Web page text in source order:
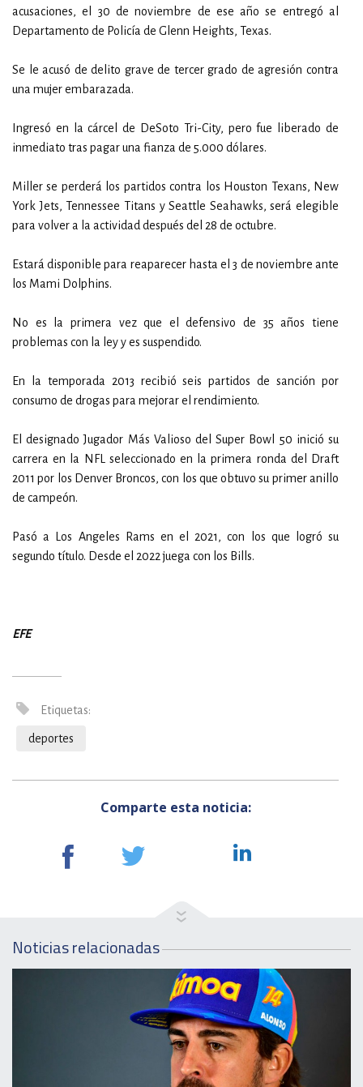
acusaciones, el 30 de noviembre de ese año se entregó al
Departamento de Policía de Glenn Heights, Texas.
Se le acusó de delito grave de tercer grado de agresión contra
una mujer embarazada.
Ingresó en la cárcel de DeSoto Tri-City, pero fue liberado de
inmediato tras pagar una fianza de 5.000 dólares.
Miller se perderá los partidos contra los Houston Texans, New
York Jets, Tennessee Titans y Seattle Seahawks, será elegible
para volver a la actividad después del 28 de octubre.
Estará disponible para reaparecer hasta el 3 de noviembre ante
los Mami Dolphins.
No es la primera vez que el defensivo de 35 años tiene
problemas con la ley y es suspendido.
En la temporada 2013 recibió seis partidos de sanción por
consumo de drogas para mejorar el rendimiento.
El designado Jugador Más Valioso del Super Bowl 50 inició su
carrera en la NFL seleccionado en la primera ronda del Draft
2011 por los Denver Broncos, con los que obtuvo su primer anillo
de campeón.
Pasó a Los Angeles Rams en el 2021, con los que logró su
segundo título. Desde el 2022 juega con los Bills.
EFE
Etiquetas:
deportes
Comparte esta noticia:
Noticias relacionadas